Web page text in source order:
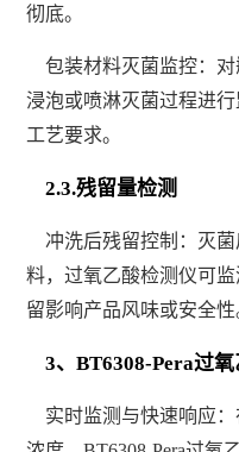
彻底。
包装材料灭菌监控：对
浸泡或喷淋灭菌过程进
工艺要求。
2.3.残留量检测
冲洗后残留控制：灭菌
料，过氧乙酸检测仪可
留影响产品风味或安全性
3、BT6308-Pera过氧
实时监测与快速响应：